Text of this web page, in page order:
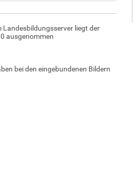
liegt der
ausgenommen
bei den eingebundenen Bildern